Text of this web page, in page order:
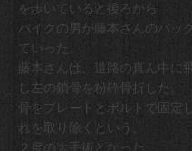
を歩いていると後ろから
バイクの男が藤本さんのバッ
ていった。
藤本さんは、道路の真ん中に
し左の鎖骨を粉砕骨折した。
骨をプレートとボルトで固定
れを取り除くという、
２度の大手術となった。